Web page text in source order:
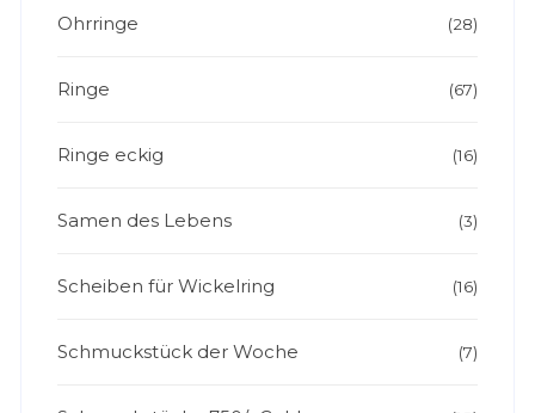
Ohrringe (28)
Ringe (67)
Ringe eckig (16)
Samen des Lebens (3)
Scheiben für Wickelring (16)
Schmuckstück der Woche (7)